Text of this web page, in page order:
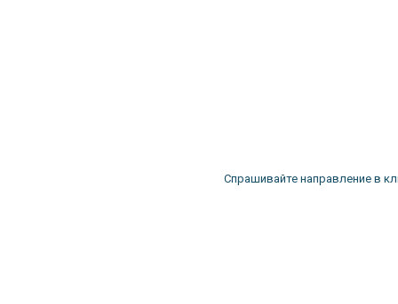
Спрашивайте направление в